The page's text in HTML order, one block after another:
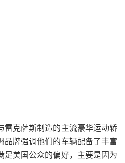
雷克萨斯制造的主流豪华运动轿
品牌强调他们的车辆配备了丰富
足美国公众的偏好，主要是因为